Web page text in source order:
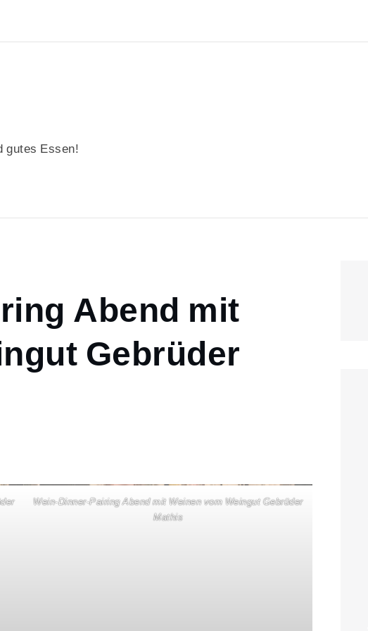
gutes Essen!
Abend mit
Gebrüder
Wein-Dinner-Pairing Abend mit Weinen vom Weingut Gebrüder
Mathis